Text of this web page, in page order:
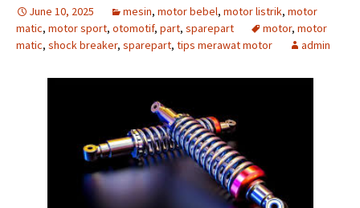
June 10, 2025 mesin, motor bebel, motor listrik, motor
matic, motor sport, otomotif, part, sparepart motor, motor
matic, shock breaker, sparepart, tips merawat motor admin